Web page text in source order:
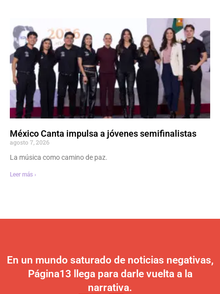
México Canta impulsa a jóvenes semifinalistas
agosto 7, 2026
La música como camino de paz.
Leer más ›
En un mundo saturado de noticias negativas,
Página13 llega para darle vuelta a la
narrativa.